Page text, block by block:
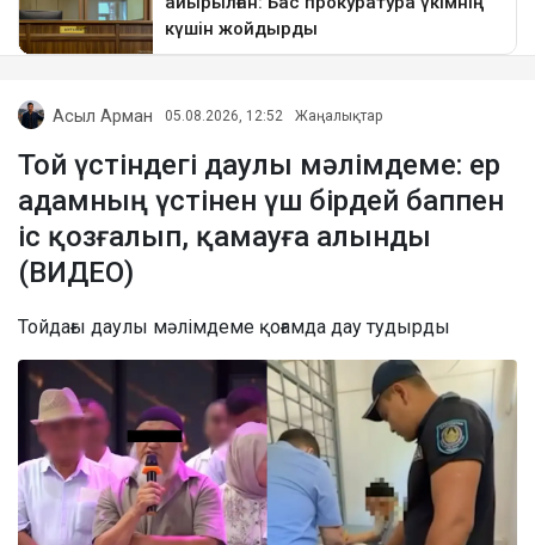
Асыл Арман 05.08.2026, 12:52 Жаңалықтар
Той үстіндегі даулы мәлімдеме: ер
адамның үстінен үш бірдей баппен
іс қозғалып, қамауға алынды
(ВИДЕО)
Тойдағы даулы мәлімдеме қоғамда дау тудырды